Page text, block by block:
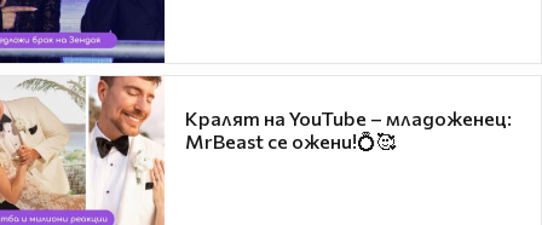
Кралят на YouTube – младоженец:
MrBeast се ожени!💍🥰